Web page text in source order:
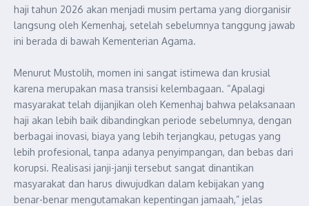
haji tahun 2026 akan menjadi musim pertama yang diorganisir
langsung oleh Kemenhaj, setelah sebelumnya tanggung jawab
ini berada di bawah Kementerian Agama.
Menurut Mustolih, momen ini sangat istimewa dan krusial
karena merupakan masa transisi kelembagaan. “Apalagi
masyarakat telah dijanjikan oleh Kemenhaj bahwa pelaksanaan
haji akan lebih baik dibandingkan periode sebelumnya, dengan
berbagai inovasi, biaya yang lebih terjangkau, petugas yang
lebih profesional, tanpa adanya penyimpangan, dan bebas dari
korupsi. Realisasi janji-janji tersebut sangat dinantikan
masyarakat dan harus diwujudkan dalam kebijakan yang
benar-benar mengutamakan kepentingan jamaah,” jelas